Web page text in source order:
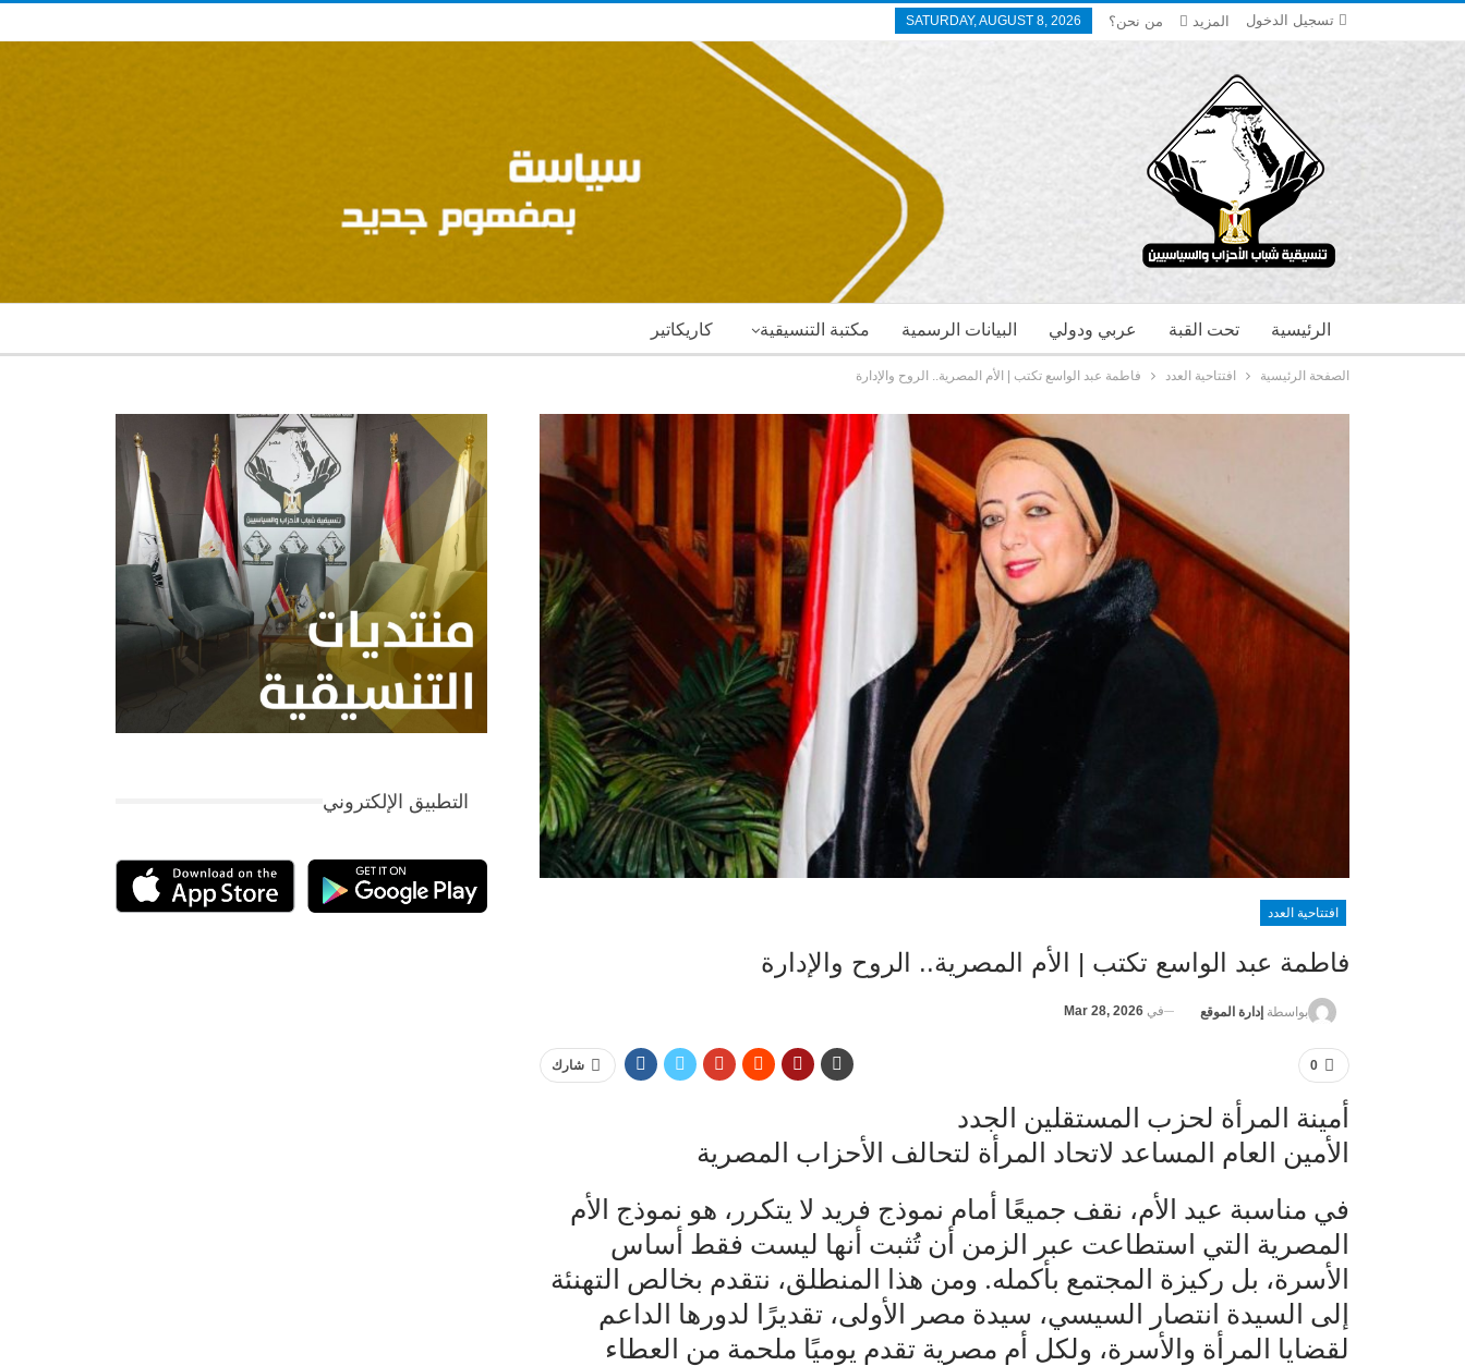
تسجيل الدخول SATURDAY, AUGUST 8, 2026 من نحن؟ المزيد
كاريكاتير مكتبة التنسيقية البيانات الرسمية عربي ودولي تحت القبة الرئيسية
الصفحة الرئيسية افتتاحية العدد فاطمة عبد الواسع تكتب | الأم المصرية.. الروح والإدارة
افتتاحية العدد
فاطمة عبد الواسع تكتب | الأم المصرية.. الروح والإدارة
بواسطة إدارة الموقع في Mar 28, 2026
0 شارك
أمينة المرأة لحزب المستقلين الجدد
الأمين العام المساعد لاتحاد المرأة لتحالف الأحزاب المصرية
في مناسبة عيد الأم، نقف جميعًا أمام نموذج فريد لا يتكرر، هو نموذج الأم
المصرية التي استطاعت عبر الزمن أن تُثبت أنها ليست فقط أساس
الأسرة، بل ركيزة المجتمع بأكمله. ومن هذا المنطلق، نتقدم بخالص التهنئة
إلى السيدة انتصار السيسي، سيدة مصر الأولى، تقديرًا لدورها الداعم
لقضايا المرأة والأسرة، ولكل أم مصرية تقدم يوميًا ملحمة من العطاء
التطبيق الإلكتروني